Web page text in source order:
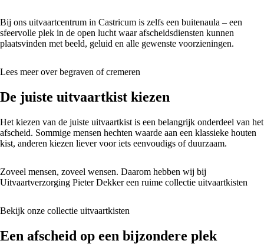
Bij ons uitvaartcentrum in Castricum is zelfs een buitenaula – een
sfeervolle plek in de open lucht waar afscheidsdiensten kunnen
plaatsvinden met beeld, geluid en alle gewenste voorzieningen.
Lees meer over begraven of cremeren
De juiste uitvaartkist kiezen
Het kiezen van de juiste uitvaartkist is een belangrijk onderdeel van het
afscheid. Sommige mensen hechten waarde aan een klassieke houten
kist, anderen kiezen liever voor iets eenvoudigs of duurzaam.
Zoveel mensen, zoveel wensen. Daarom hebben wij bij
Uitvaartverzorging Pieter Dekker een ruime collectie uitvaartkisten
Bekijk onze collectie uitvaartkisten
Een afscheid op een bijzondere plek